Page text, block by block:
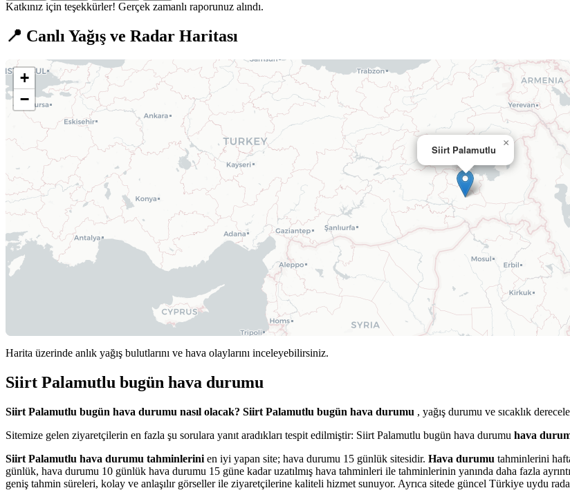
Katkınız için teşekkürler! Gerçek zamanlı raporunuz alındı.
📍 Canlı Yağış ve Radar Haritası
Siirt Palamutlu
×
+
−
Harita üzerinde anlık yağış bulutlarını ve hava olaylarını inceleyebilirsiniz.
Siirt Palamutlu bugün hava durumu
Siirt Palamutlu bugün hava durumu nasıl olacak? Siirt Palamutlu bugün hava durumu , yağış durumu ve sıcaklık
Sitemize gelen ziyaretçilerin en fazla şu sorulara yanıt aradıkları tespit edilmiştir: Siirt Palamutlu bugün hava durumu hava
Siirt Palamutlu hava durumu tahminlerini en iyi yapan site; hava durumu 15 günlük sitesidir. Hava durumu tahminlerini
günlük, hava durumu 10 günlük hava durumu 15 güne kadar uzatılmış hava tahminleri ile tahminlerinin yanında daha fazla
geniş tahmin süreleri, kolay ve anlaşılır görseller ile ziyaretçilerine kaliteli hizmet sunuyor. Ayrıca sitede güncel Türkiye uydu